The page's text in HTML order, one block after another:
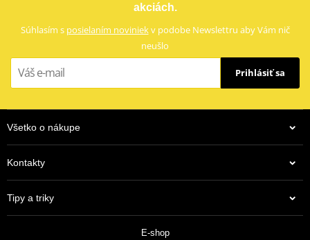
akciách.
Súhlasím s posielaním noviniekv podobe Newslettru aby Vám nič
neušlo
Prihlásiť sa
Všetko o nákupe
Kontakty
Tipy a triky
E-shop